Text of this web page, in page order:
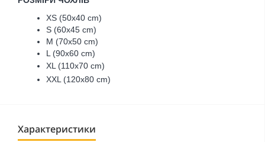
XS (50х40 cm)
S (60х45 cm)
M (70х50 cm)
L (90х60 cm)
XL (110х70 cm)
XXL (120х80 cm)
Характеристики